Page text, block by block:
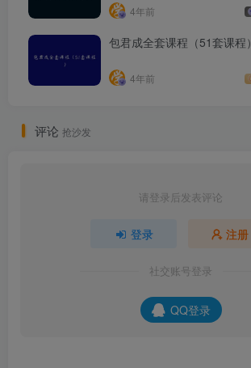
4年前
包君成全套课程（51套课程）
4年前
评论 抢沙发
请登录后发表评论
登录 注册
社交账号登录
QQ登录